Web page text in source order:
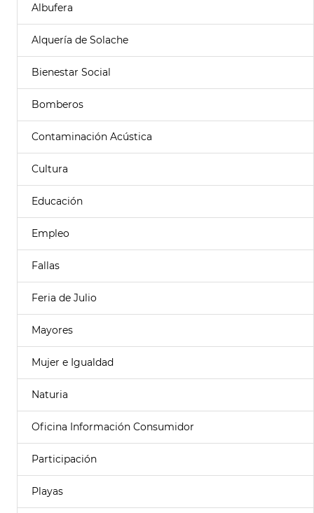
Albufera
Alquería de Solache
Bienestar Social
Bomberos
Contaminación Acústica
Cultura
Educación
Empleo
Fallas
Feria de Julio
Mayores
Mujer e Igualdad
Naturia
Oficina Información Consumidor
Participación
Playas